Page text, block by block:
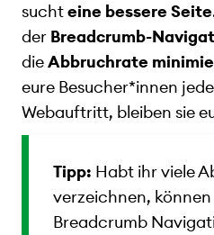
suchteine bessere Seite
der Breadcrumb-
dieAbbruchrate
eure Besucher*innen
Webauftritt, bleiben sie
Tipp: Habt ihr viele
verzeichnen,
Breadcrumb